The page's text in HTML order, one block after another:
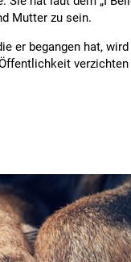
Mutter zu sein.
er begangen hat,
verzichten